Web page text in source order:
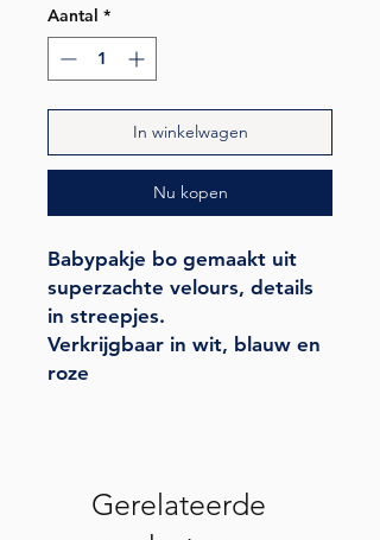
Aantal *
In winkelwagen
Nu kopen
Babypakje bo gemaakt uit
superzachte velours, details
in streepjes.
Verkrijgbaar in wit, blauw en
roze
Gerelateerde